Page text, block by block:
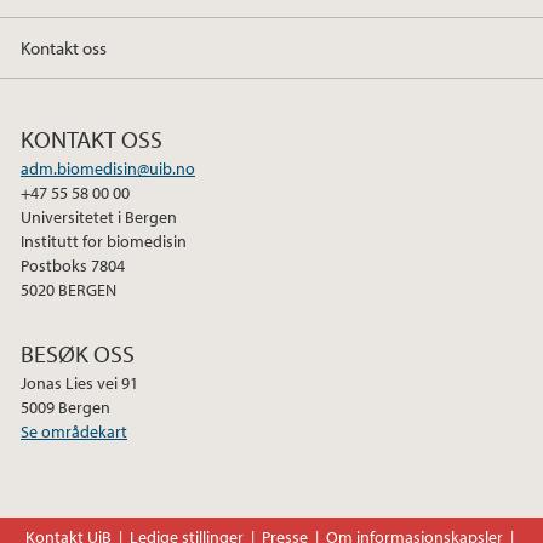
Kontakt oss
KONTAKT OSS
adm.biomedisin@uib.no
+47 55 58 00 00
Universitetet i Bergen
Institutt for biomedisin
Postboks 7804
5020 BERGEN
BESØK OSS
Jonas Lies vei 91
5009 Bergen
Se områdekart
Kontakt UiB Ledige stillinger Presse Om informasjonskapsler